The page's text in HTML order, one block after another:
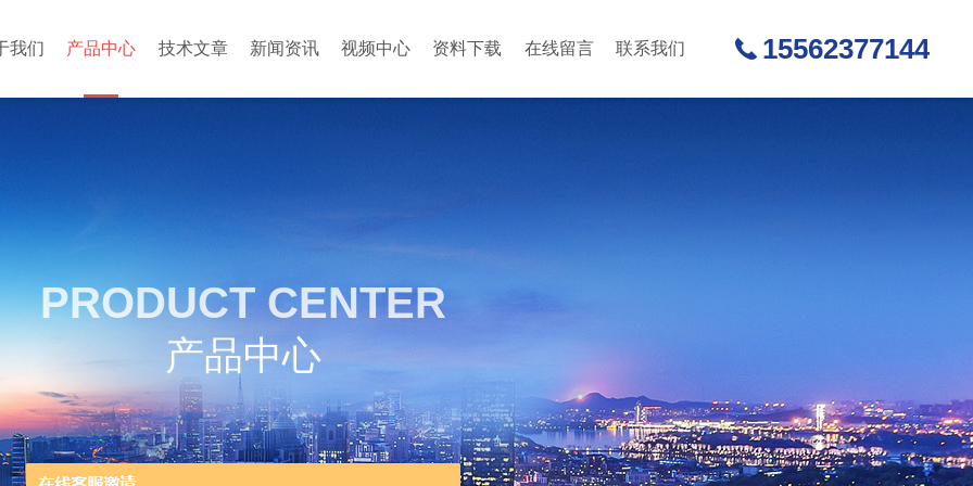
我们 产品中心 技术文章 新闻资讯 视频中心 资料下载 在线留言 联系我们 15562377144
PRODUCT CENTER
产品中心